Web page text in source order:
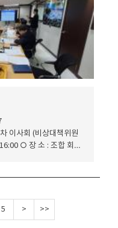
(안) 총회 부의(안) - 원
신청 의결의 건 - 원
부의(안) - 차기 임시총
의안 :
정
5 > >>